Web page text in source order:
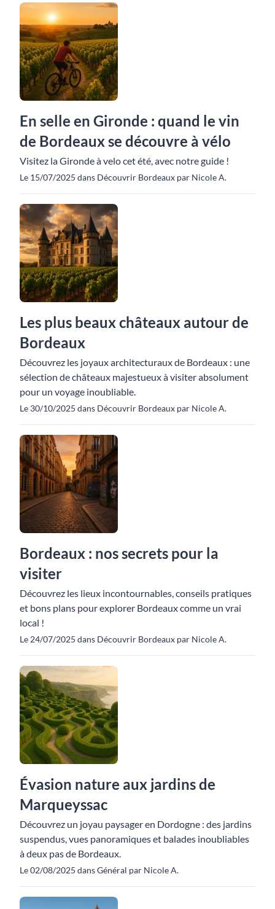
En selle en Gironde : quand le vin
de Bordeaux se découvre à vélo
Visitez la Gironde à velo cet été, avec notre guide !
Le 15/07/2025 dans Découvrir Bordeaux par Nicole A.
Les plus beaux châteaux autour de
Bordeaux
Découvrez les joyaux architecturaux de Bordeaux : une
sélection de châteaux majestueux à visiter absolument
pour un voyage inoubliable.
Le 30/10/2025 dans Découvrir Bordeaux par Nicole A.
Bordeaux : nos secrets pour la
visiter
Découvrez les lieux incontournables, conseils pratiques
et bons plans pour explorer Bordeaux comme un vrai
local !
Le 24/07/2025 dans Découvrir Bordeaux par Nicole A.
Évasion nature aux jardins de
Marqueyssac
Découvrez un joyau paysager en Dordogne : des jardins
suspendus, vues panoramiques et balades inoubliables
à deux pas de Bordeaux.
Le 02/08/2025 dans Général par Nicole A.